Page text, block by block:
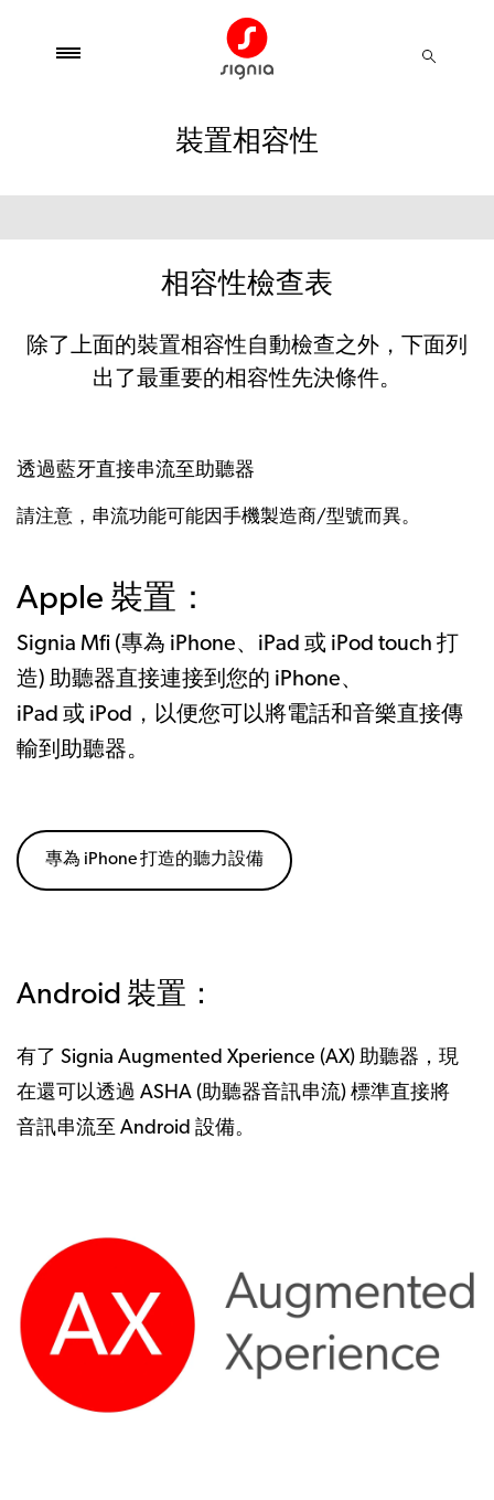
裝置相容性
相容性檢查表
除了上面的裝置相容性自動檢查之外，下面列
出了最重要的相容性先決條件。
透過藍牙直接串流至助聽器
請注意，串流功能可能因手機製造商/型號而異。
Apple 裝置：
Signia Mfi (專為 iPhone、iPad 或 iPod touch 打
造) 助聽器直接連接到您的 iPhone、
iPad 或 iPod，以便您可以將電話和音樂直接傳
輸到助聽器。
專為 iPhone 打造的聽力設備
Android 裝置：
有了 Signia Augmented Xperience (AX) 助聽器，現
在還可以透過 ASHA (助聽器音訊串流) 標準直接將
音訊串流至 Android 設備。